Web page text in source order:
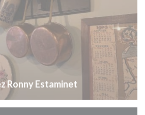
Ronny Estaminet